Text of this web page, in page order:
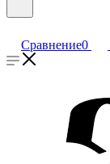
Сравнение0